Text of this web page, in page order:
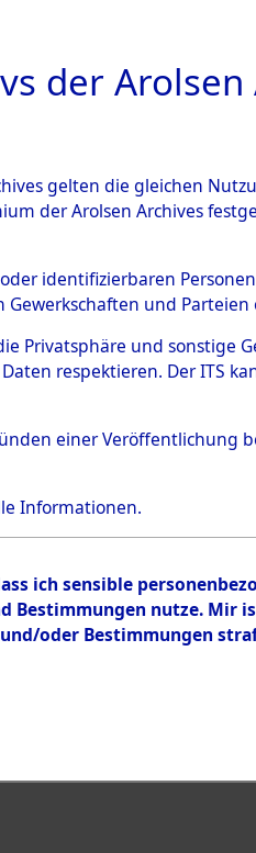
ÜBERSICHT BILD
BARAN, GEORG
der Arolsen
gelten die gleichen
der Arolsen Archives
identifizierbaren
und
Privatsphäre und sonstige
respektieren. Der ITS
einer Veröffentlichung
Informationen.
ich sensible
nutze. Mir
und/oder Bestimmungen